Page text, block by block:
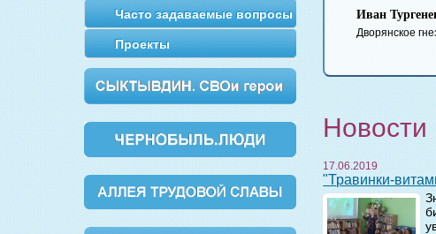
Часто задаваемые вопросы
Проекты
Вишневый сад
Иван Гончаров
Обломов
Михаил
Булгаков
Маргарита
Иван
Дворянское
Новости
17.06.2019
"Травинки-